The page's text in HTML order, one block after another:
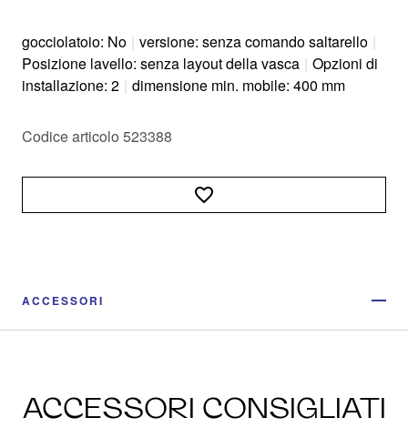
gocciolatoio: No | versione: senza comando saltarello |
Posizione lavello: senza layout della vasca | Opzioni di
installazione: 2 | dimensione min. mobile: 400 mm
Codice articolo 523388
ACCESSORI
ACCESSORI CONSIGLIATI